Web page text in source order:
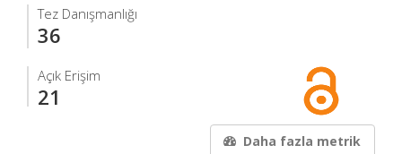
Tez Danışmanlığı
36
Açık Erişim
21
Daha fazla metrik